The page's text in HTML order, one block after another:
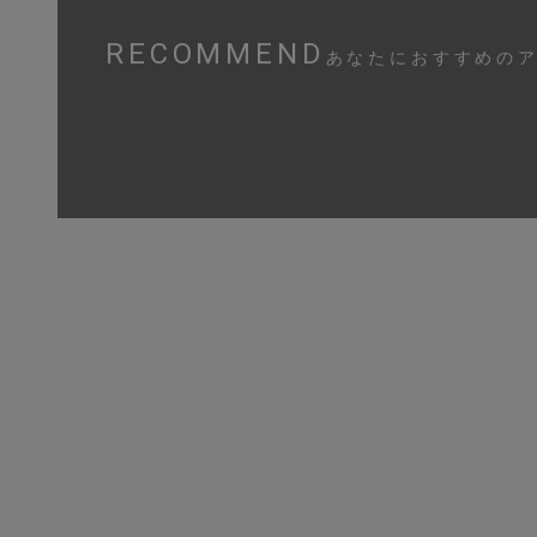
RECOMMEND あなたにおすすめの